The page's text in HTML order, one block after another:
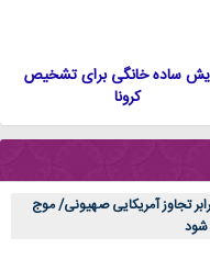
ساده خانگی برای تشخیص
کرونا
تجاوز آمریکایی صهیونی/ موج